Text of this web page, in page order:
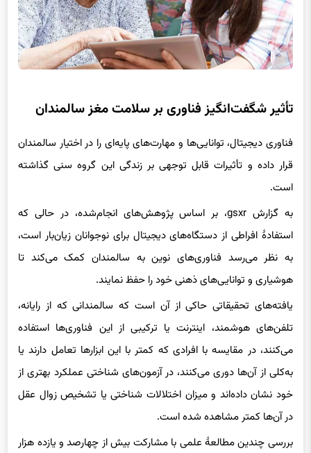
قرار داده و تأثیرات قابل توجهی بر زندگی این گروه سنی گذاشته
است.
استفادهٔ افراطی از دستگاه‌های دیجیتال برای نوجوانان زیان‌بار است،
به نظر می‌رسد فناوری‌های نوین به سالمندان کمک می‌کند تا
هوشیاری و توانایی‌های ذهنی خود را حفظ نمایند.
یافته‌های تحقیقاتی حاکی از آن است که سالمندانی که از رایانه،
تلفن‌های هوشمند، اینترنت یا ترکیبی از این فناوری‌ها استفاده
می‌کنند، در مقایسه با افرادی که کمتر با این ابزارها تعامل دارند یا
به‌کلی از آن‌ها دوری می‌کنند، در آزمون‌های شناختی عملکرد بهتری از
خود نشان داده‌اند و میزان اختلالات شناختی یا تشخیص زوال عقل
در آن‌ها کمتر مشاهده شده است.
بررسی چندین مطالعهٔ علمی با مشارکت بیش از چهارصد و یازده هزار
سالمند نشان می‌دهد که فناوری تقریباً روی نود درصد از این گروه